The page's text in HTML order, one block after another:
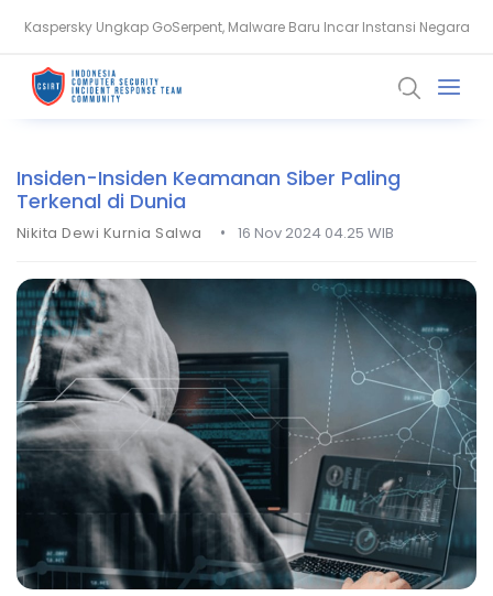
Insiden-Insiden Keamanan Siber Paling
Terkenal di Dunia
Nikita Dewi Kurnia Salwa • 16 Nov 2024 04.25 WIB